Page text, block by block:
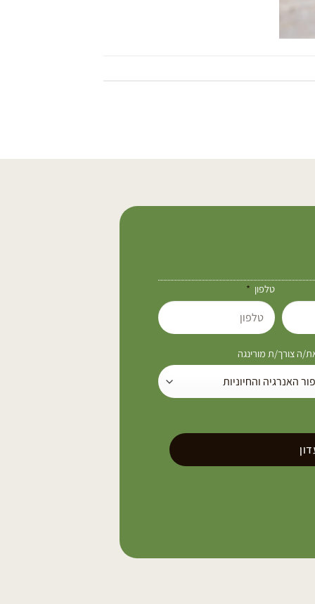
טלפון
ה צורך/ת מורינגה